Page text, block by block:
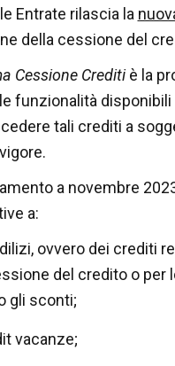
Entrate rilascia la
della cessione del
Cessione Creditiè la
funzionalità
tali crediti a
a novembre
a:
ovvero dei crediti
del credito o
gli sconti;
vacanze;